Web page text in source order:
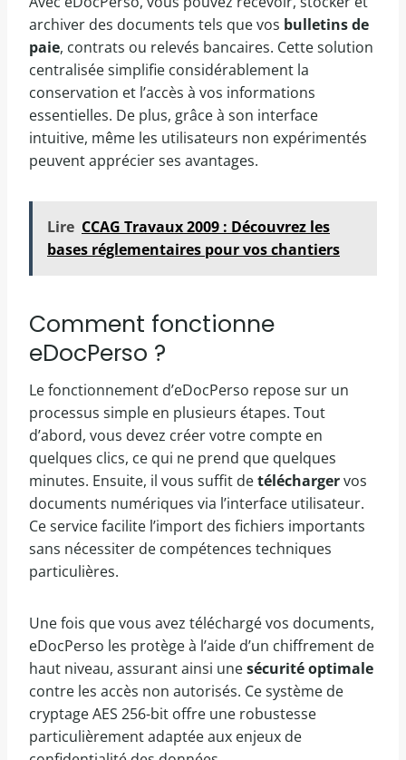
archiver des documents tels que vos bulletins de
paie, contrats ou relevés bancaires. Cette solution
centralisée simplifie considérablement la
conservation et l’accès à vos informations
essentielles. De plus, grâce à son interface
intuitive, même les utilisateurs non expérimentés
peuvent apprécier ses avantages.
Lire CCAG Travaux 2009 : Découvrez les
bases réglementaires pour vos chantiers
Comment fonctionne
eDocPerso ?
Le fonctionnement d’eDocPerso repose sur un
processus simple en plusieurs étapes. Tout
d’abord, vous devez créer votre compte en
quelques clics, ce qui ne prend que quelques
minutes. Ensuite, il vous suffit detéléchargervos
documents numériques via l’interface utilisateur.
Ce service facilite l’import des fichiers importants
sans nécessiter de compétences techniques
particulières.
Une fois que vous avez téléchargé vos documents,
eDocPerso les protège à l’aide d’un chiffrement de
haut niveau, assurant ainsi unesécurité optimale
contre les accès non autorisés. Ce système de
cryptage AES 256-bit offre une robustesse
particulièrement adaptée aux enjeux de